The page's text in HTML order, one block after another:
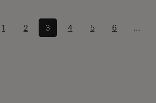
1 2 3 4 5 6 ...